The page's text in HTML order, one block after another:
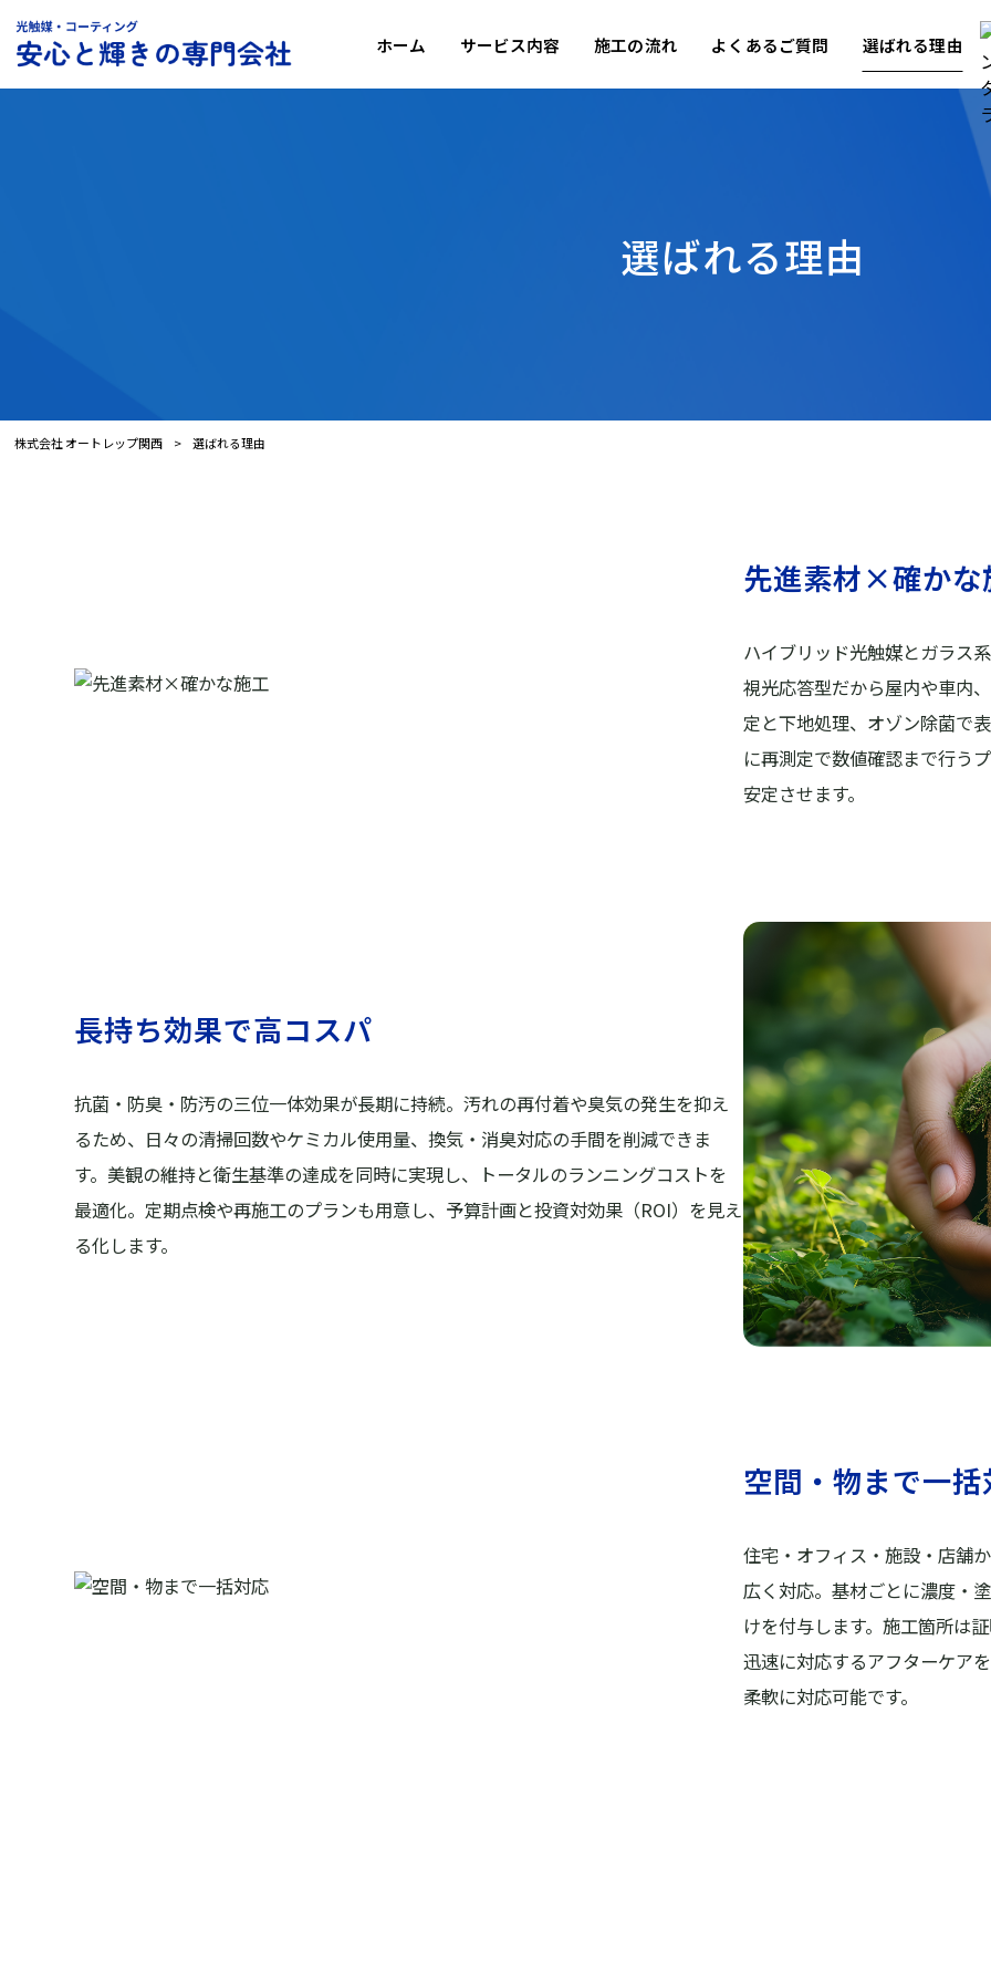
ホーム サービス内容 施工の流れ よくあるご質問 選ばれる理由
選ばれる理由
株式会社 オートレップ関西 > 選ばれる理由
先進素材×確かな
ハイブリッド光触媒とガラス
視光応答型だから屋内や車内
定と下地処理、オゾン除菌で
に再測定で数値確認まで行う
安定させます。
長持ち効果で高コスパ
抗菌・防臭・防汚の三位一体効果が長期に持続。汚れの再付着や臭気の発生を抑え
るため、日々の清掃回数やケミカル使用量、換気・消臭対応の手間を削減できま
す。美観の維持と衛生基準の達成を同時に実現し、トータルのランニングコストを
最適化。定期点検や再施工のプランも用意し、予算計画と投資対効果（ROI）を見え
る化します。
空間・物まで一
住宅・オフィス・施設・店舗
広く対応。基材ごとに濃度・
けを付与します。施工箇所は
迅速に対応するアフターケア
柔軟に対応可能です。